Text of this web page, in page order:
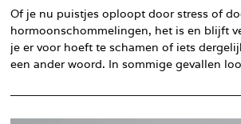
Of je nu puistjes oploopt door stress of
hormoonschommelingen, het is en blijft
je er voor hoeft te schamen of iets
een ander woord. In sommige gevallen